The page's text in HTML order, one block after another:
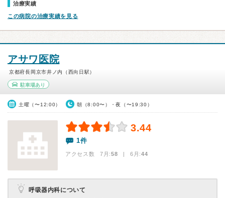
治療実績
この病院の治療実績を見る
アサワ医院
京都府長岡京市井ノ内（西向日駅）
駐車場あり
土曜（〜12:00） 朝（8:00〜）・夜（〜19:30）
3.44
1件
アクセス数 7月:58 | 6月:44
呼吸器内科について